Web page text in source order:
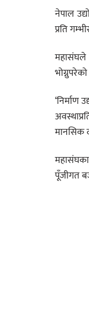
नेपाल
प्रति
महासंघले
‘निर्माण
मानसिक
पूँजीगत